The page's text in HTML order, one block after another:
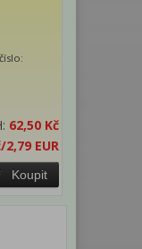
62,50 Kč
/2,79 EUR
Koupit